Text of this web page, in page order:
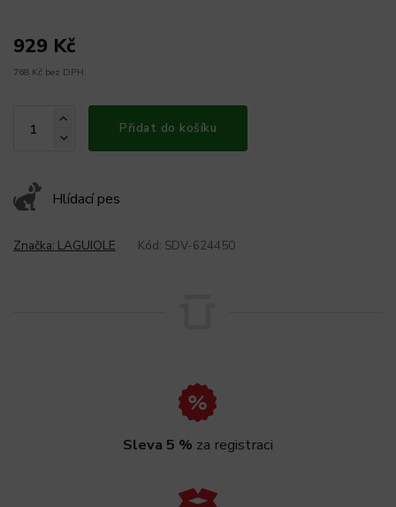
929 Kč
768 Kč bez DPH
Přidat do košíku
Hlídací pes
Značka: LAGUIOLE Kód: SDV-624450
Sleva 5 % za registraci